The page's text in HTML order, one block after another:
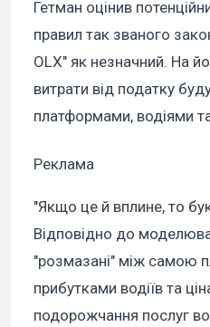
Гетман оцінив
правил так званого
OLX" як незначний. На
витрати від податку
платформами, водіями
Реклама
"Якщо це й вплине, то
Відповідно до
"розмазані" між самою
прибутками водіїв та
подорожчання послуг